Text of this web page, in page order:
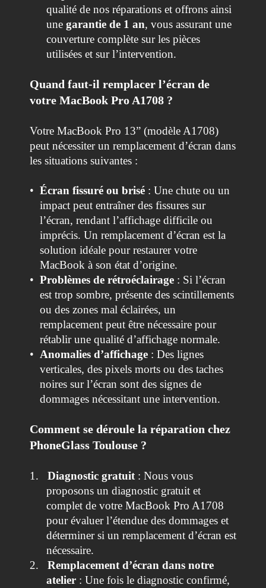
qualité de nos réparations et offrons ainsi
une garantie de 1 an, vous assurant une
couverture complète sur les pièces
utilisées et sur l’intervention.
Quand faut-il remplacer l’écran de
votre MacBook Pro A1708 ?
Votre MacBook Pro 13” (modèle A1708)
peut nécessiter un remplacement d’écran dans
les situations suivantes :
• Écran fissuré ou brisé : Une chute ou un
impact peut entraîner des fissures sur
l’écran, rendant l’affichage difficile ou
imprécis. Un remplacement d’écran est la
solution idéale pour restaurer votre
MacBook à son état d’origine.
• Problèmes de rétroéclairage : Si l’écran
est trop sombre, présente des scintillements
ou des zones mal éclairées, un
remplacement peut être nécessaire pour
rétablir une qualité d’affichage normale.
• Anomalies d’affichage : Des lignes
verticales, des pixels morts ou des taches
noires sur l’écran sont des signes de
dommages nécessitant une intervention.
Comment se déroule la réparation chez
PhoneGlass Toulouse ?
1. Diagnostic gratuit : Nous vous
proposons un diagnostic gratuit et
complet de votre MacBook Pro A1708
pour évaluer l’étendue des dommages et
déterminer si un remplacement d’écran est
nécessaire.
2. Remplacement d’écran dans notre
atelier : Une fois le diagnostic confirmé,